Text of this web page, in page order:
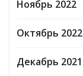
Ноябрь 2022
Октябрь 2022
Декабрь 2021